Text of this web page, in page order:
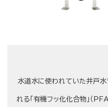
水道水に使われていた井戸
れる「有機フッ化化合物」（